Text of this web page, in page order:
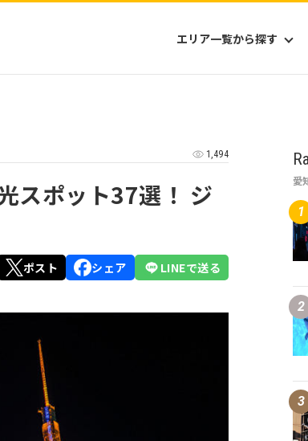
エリア一覧から探す
アジア
北米
中南米
ハワイ
ミクロネシア
オセアニア
1,494
スポット37選！ ジ
ポスト シェア LINEで送る
愛